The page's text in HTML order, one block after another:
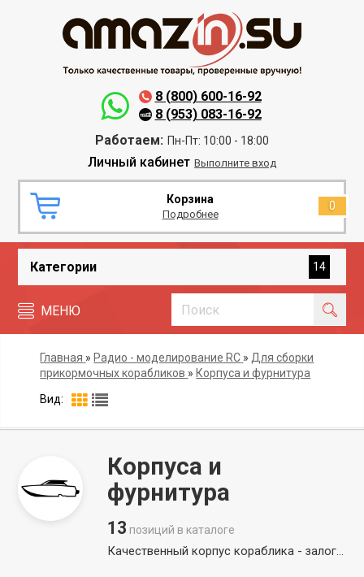
8 (800) 600-16-92
8 (953) 083-16-92
Работаем: Пн-Пт: 10:00 - 18:00
Личный кабинет Выполните вход
Корзина
Подробнее
0
Категории 14
МЕНЮ
Главная » Радио - моделирование RC » Для сборки
прикормочных корабликов » Корпуса и фурнитура
Вид:
Корпуса и
фурнитура
13 позиций в каталоге
Качественный корпус кораблика - залог долгой службы устройства. В данной категории представлен надежный корпус для самостоятельной сборки прикормочного кораблика, а также дополнительные детали, необходимые для профессионального монтажа компонентов. Мы предлагаем прочные корпуса корабликов для рыбалки, которые обеспечивают отличную гидродинамику и защиту электроники. Если вы планируете создать кастомное решение, у нас можно купить корпус для прикормочного кораблика с высокой износостойкостью. Купите надежный корпус карпового кораблика, обеспечив стабильную эксплуатацию в любых погодных условиях.